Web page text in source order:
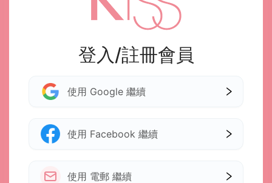
登入/註冊會員
使用 Google 繼續
使用 Facebook 繼續
使用 電郵 繼續